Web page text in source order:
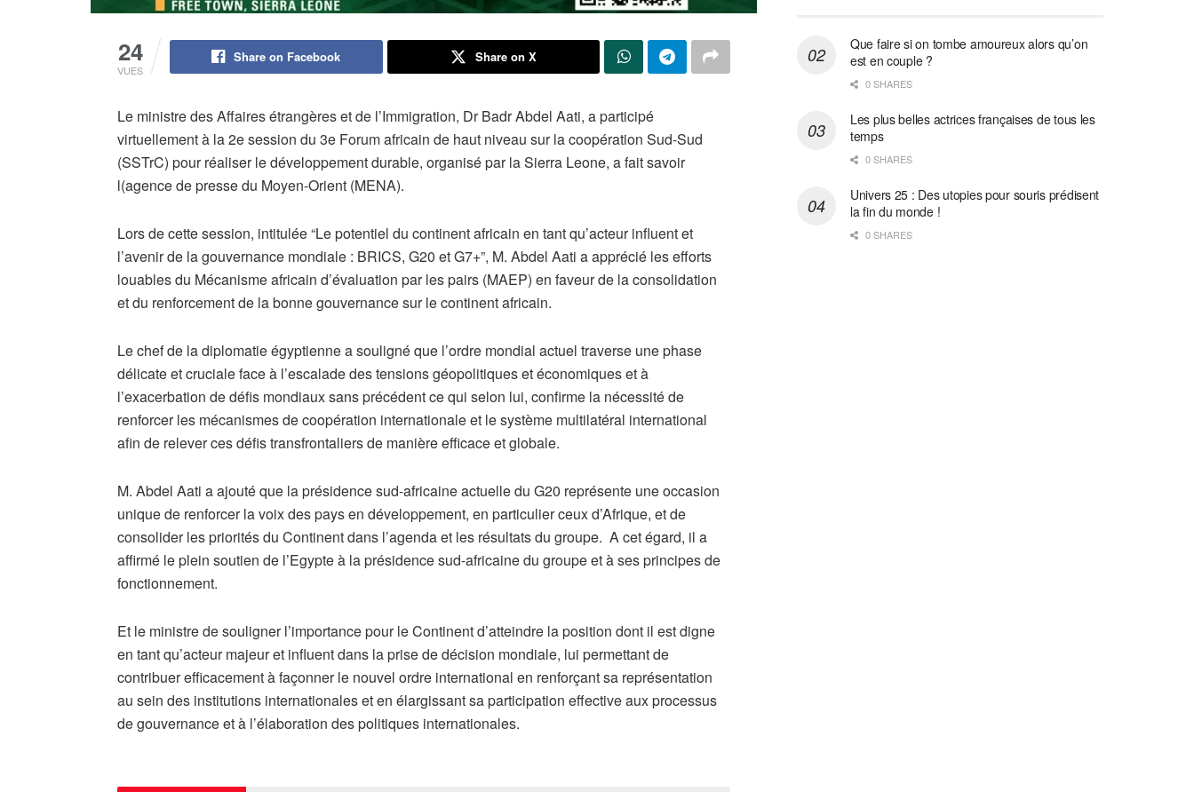
24
VUES
Share on Facebook Share on X
Le ministre des Affaires étrangères et de l’Immigration, Dr Badr Abdel Aati, a participé
virtuellement à la 2e session du 3e Forum africain de haut niveau sur la coopération Sud-Sud
(SSTrC) pour réaliser le développement durable, organisé par la Sierra Leone, a fait savoir
l(agence de presse du Moyen-Orient (MENA).
Lors de cette session, intitulée “Le potentiel du continent africain en tant qu’acteur influent et
l’avenir de la gouvernance mondiale : BRICS, G20 et G7+”, M. Abdel Aati a apprécié les efforts
louables du Mécanisme africain d’évaluation par les pairs (MAEP) en faveur de la consolidation
et du renforcement de la bonne gouvernance sur le continent africain.
Le chef de la diplomatie égyptienne a souligné que l’ordre mondial actuel traverse une phase
délicate et cruciale face à l’escalade des tensions géopolitiques et économiques et à
l’exacerbation de défis mondiaux sans précédent ce qui selon lui, confirme la nécessité de
renforcer les mécanismes de coopération internationale et le système multilatéral international
afin de relever ces défis transfrontaliers de manière efficace et globale.
M. Abdel Aati a ajouté que la présidence sud-africaine actuelle du G20 représente une occasion
unique de renforcer la voix des pays en développement, en particulier ceux d’Afrique, et de
consolider les priorités du Continent dans l’agenda et les résultats du groupe. A cet égard, il a
affirmé le plein soutien de l’Egypte à la présidence sud-africaine du groupe et à ses principes de
fonctionnement.
Et le ministre de souligner l’importance pour le Continent d’atteindre la position dont il est digne
en tant qu’acteur majeur et influent dans la prise de décision mondiale, lui permettant de
contribuer efficacement à façonner le nouvel ordre international en renforçant sa représentation
au sein des institutions internationales et en élargissant sa participation effective aux processus
de gouvernance et à l’élaboration des politiques internationales.
Que faire si on tombe amoureux alors qu’on
est en couple ?
0 SHARES
Les plus belles actrices françaises de tous les
temps
0 SHARES
Univers 25 : Des utopies pour souris prédisent
la fin du monde !
0 SHARES